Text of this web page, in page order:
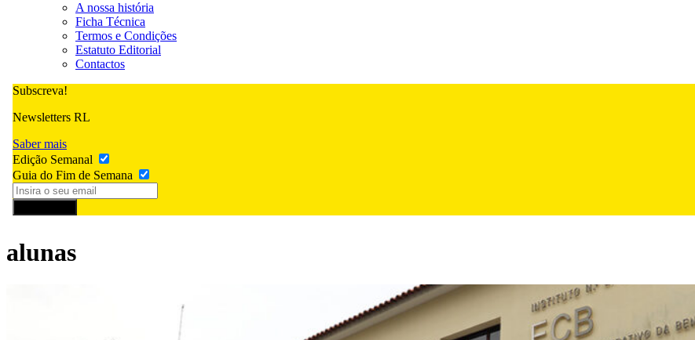
A nossa história
Ficha Técnica
Termos e Condições
Estatuto Editorial
Contactos
Subscreva!
Newsletters RL
Saber mais
Edição Semanal
Guia do Fim de Semana
alunas